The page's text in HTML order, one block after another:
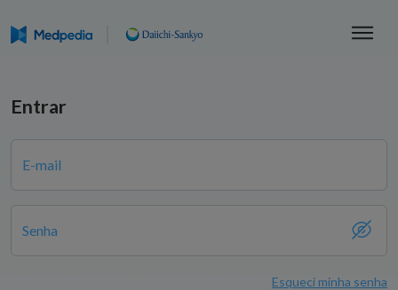
Entrar
E-mail
Senha
Esqueci minha senha